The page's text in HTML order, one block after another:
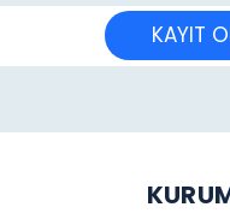
KAYIT